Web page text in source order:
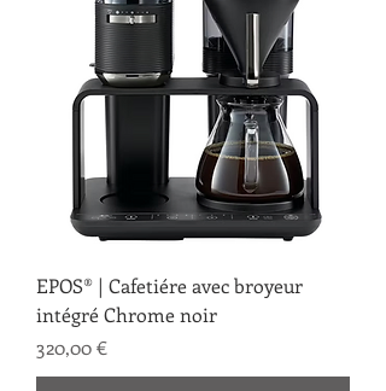
EPOS® | Cafetiére avec broyeur
intégré Chrome noir
Prix
320,00 €